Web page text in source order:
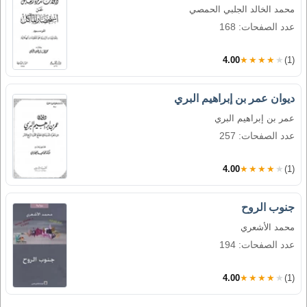
محمد الخالد الجلبي الحمصي
عدد الصفحات: 168
4.00★★★★★ (1)
ديوان عمر بن إبراهيم البري
عمر بن إبراهيم البري
عدد الصفحات: 257
4.00★★★★★ (1)
جنوب الروح
محمد الأشعري
عدد الصفحات: 194
4.00★★★★★ (1)